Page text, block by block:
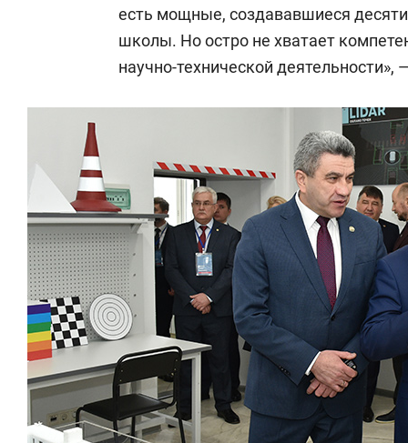
есть мощные, создававшиеся
школы. Но остро не хватает
научно-технической деятельности»,